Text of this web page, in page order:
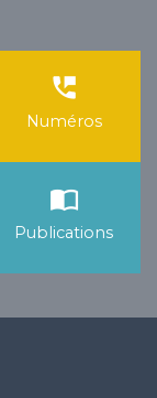
perm_phone_msg
Numéros
import_contacts
Publications